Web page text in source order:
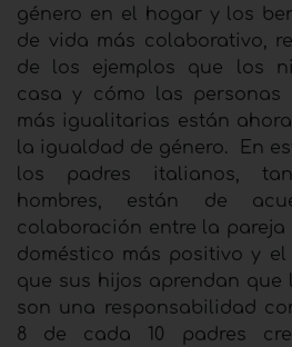
género en el hogar y los
de vida más colaborativo,
de los ejemplos que los
casa y cómo las personas
más igualitarias están
la igualdad de género. En
los padres italianos,
hombres, están de
colaboración entre la
doméstico más positivo y el
que sus hijos aprendan
son una responsabilidad
8 de cada 10 padres